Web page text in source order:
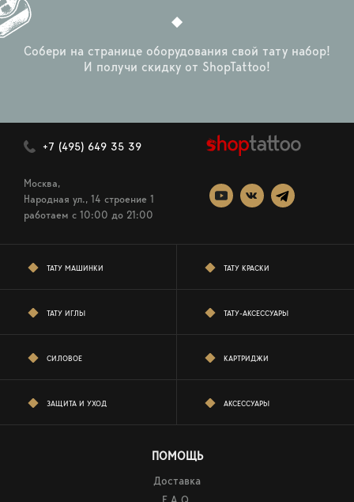
Собери на странице оборудования свой тату набор!
И получи скидку от ShopTattoo!
+7 (495) 649 35 39
Москва,
Народная ул., 14 строение 1
работаем c 10:00 до 21:00
ТАТУ МАШИНКИ ТАТУ КРАСКИ
ТАТУ ИГЛЫ ТАТУ-АКСЕССУАРЫ
СИЛОВОЕ КАРТРИДЖИ
ЗАЩИТА И УХОД АКСЕССУАРЫ
ПОМОЩЬ
Доставка